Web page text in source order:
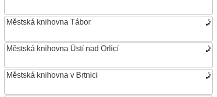
Městská knihovna Tábor
Městská knihovna Ústí nad Orlicí
Městská knihovna v Brtnici